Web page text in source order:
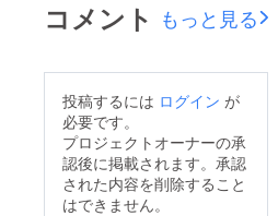
コメント もっと見る
投稿するには ログイン が
必要です。
プロジェクトオーナーの承
認後に掲載されます。承認
された内容を削除すること
はできません。